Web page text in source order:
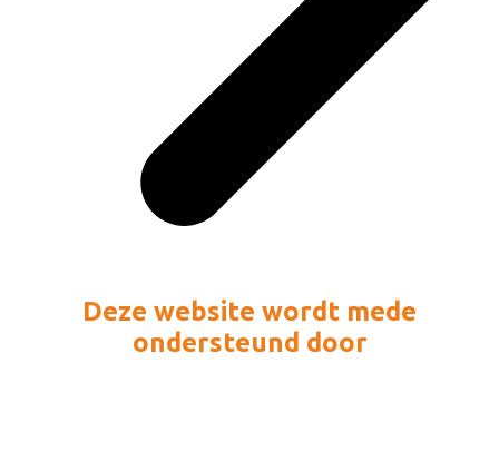
Deze website wordt mede
ondersteund door